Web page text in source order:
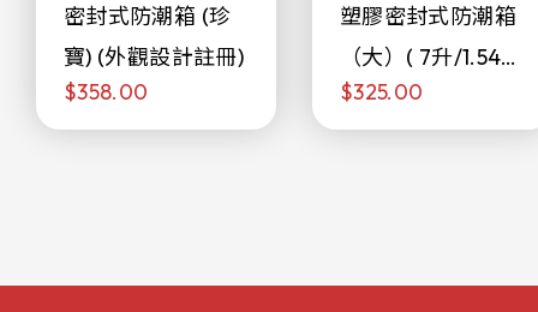
密封式防潮箱 (珍
寶) (外觀設計註冊)
$358.00
塑膠密封式防潮箱
（大）( 7升/1.54加
侖)
$325.00